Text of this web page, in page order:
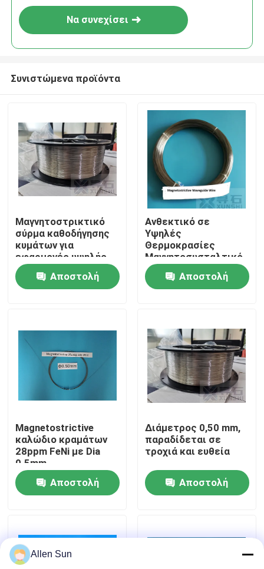
Σπίτι
Προϊόντα
Σχετικά με εμάς
Επισκεψή εργοστασίου
Επικοινωνήστε μαζί μας
Ειδήσεις
Ζητήστε μια προσφορά
Να συνεχίσει
Συνιστώμενα προϊόντα
Μαγνητοστρικτικό
σύρμα καθοδήγησης
κυμάτων για
εφαρμογές υψηλής
θερμοκρασίας
Διαμέτρου 0,8 mm
Αποστολή
Ανθεκτικό σε
Υψηλές
Θερμοκρασίες
Μαγνητοσυσταλτικό
Σύρμα Οδηγού
Κυμάτων Διαμέτρου
0.8mm
Αποστολή
Magnetostrictive
καλώδιο κραμάτων
28ppm FeNi με Dia
0.5mm
Αποστολή
Διάμετρος 0,50 mm,
παραδίδεται σε
τροχιά και ευθεία
Αποστολή
Allen Sun